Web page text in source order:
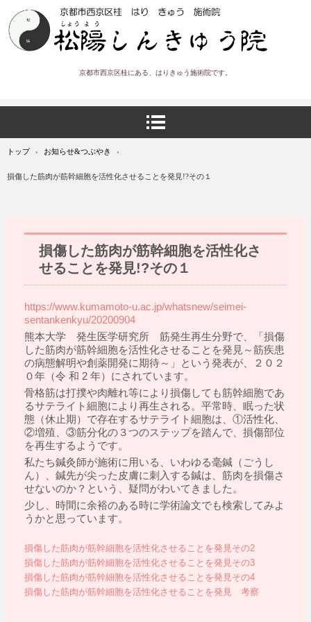
京都市西京区桂にある、はりきゅう施術院です。
トップ › お知らせ&つぶやき ›
損傷した筋肉が筋幹細胞を活性化させることを発見!?その１
損傷した筋肉が筋幹細胞を活性化さ
せることを発見!?その１
https://www.kumamoto-u.ac.jp/whatsnew/seimei-
sentankenkyu/20200904
熊本大学 発生医学研究所 筋発生再生分野で、「損傷
した筋肉が筋幹細胞を活性化させることを発見～筋疾患
の病態解明や創薬開発に期待～」という発表が、２０２
０年（令 和 2 年）にされています。
骨格筋は打撲や肉離れ等により損傷しても筋幹細胞であ
るサテライト細胞により再生される。平常時、眠った状
態（休止期）で存在するサテライト細胞は、①活性化、
②増殖、③筋分化の３つのステップを踏んで、損傷部位
を再生するようです。
私たち鍼灸師が施術に用いる、いわゆる毫鍼（ごうし
ん）、鍼先が尖った皮膚に刺入する鍼は、筋肉を損傷さ
せないのか？という、疑問がわいてきました。
少し、時間に余裕のある時に学術論文でも検索してみよ
うかと思っています。
損傷した筋肉が筋幹細胞を活性化させることを発見その2
損傷した筋肉が筋幹細胞を活性化させることを発見その3
損傷した筋肉が筋幹細胞を活性化させることを発見その4
損傷した筋肉が筋幹細胞を活性化させることを発見 考察